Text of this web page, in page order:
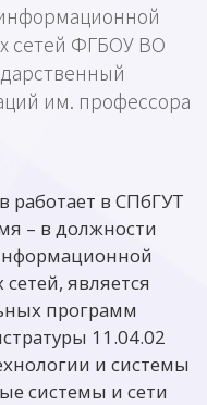
сетей ФГБОУ ВО
им. профессора
работает в СПбГУТ
– в должности
является
программ
11.04.02
и системы
системы и сети